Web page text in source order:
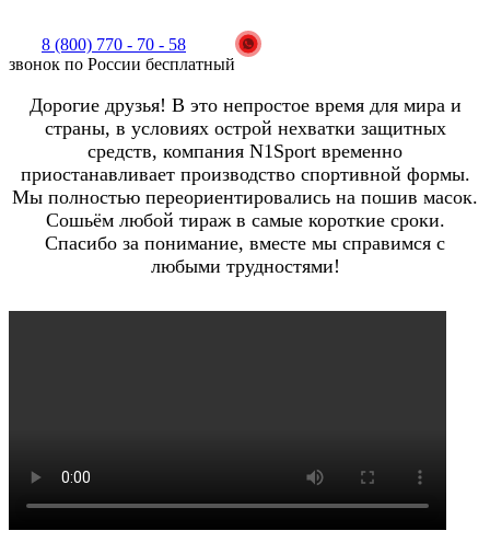
8 (800) 770 - 70 - 58
звонок по России бесплатный
Дорогие друзья! В это непростое время для мира и
страны, в условиях острой нехватки защитных
средств, компания N1Sport временно
приостанавливает производство спортивной формы.
Мы полностью переориентировались на пошив масок.
Сошьём любой тираж в самые короткие сроки.
Спасибо за понимание, вместе мы справимся с
любыми трудностями!